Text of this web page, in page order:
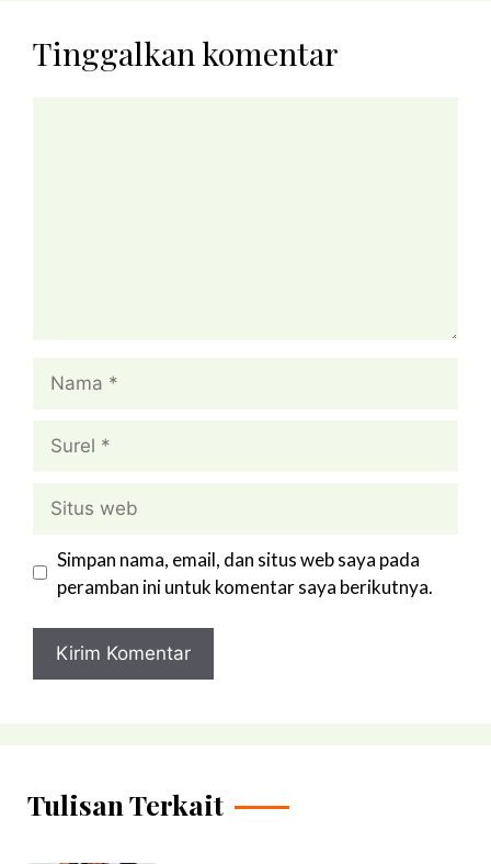
Tinggalkan komentar
Nama
Surel
Situs
web
Simpan nama, email, dan situs web saya pada
peramban ini untuk komentar saya berikutnya.
Tulisan Terkait